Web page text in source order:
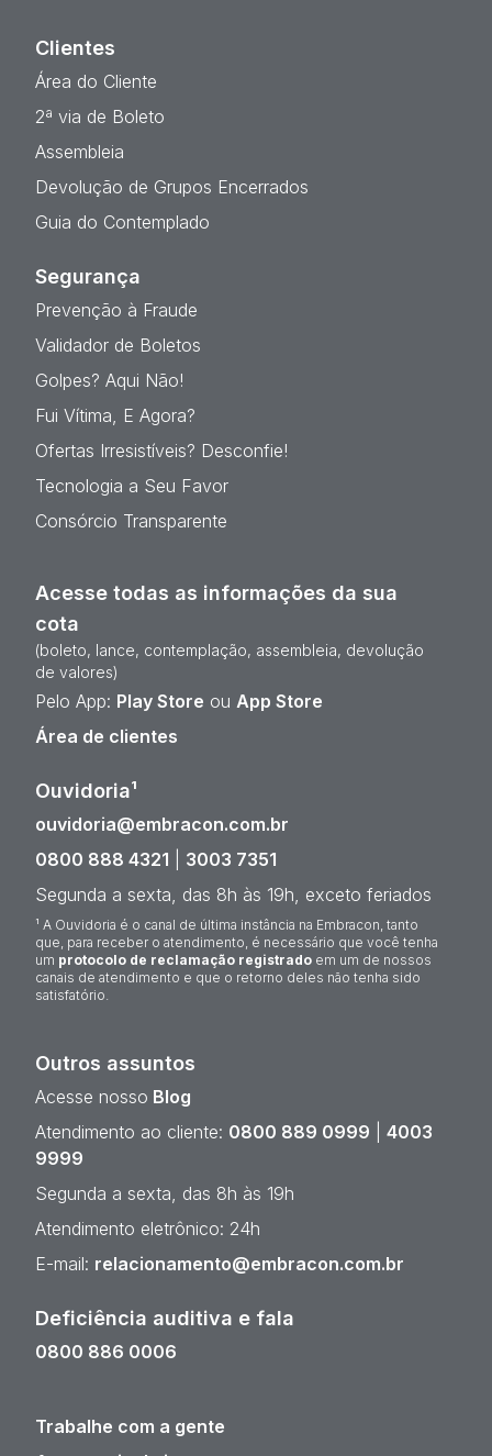
Clientes
Área do Cliente
2ª via de Boleto
Assembleia
Devolução de Grupos Encerrados
Guia do Contemplado
Segurança
Prevenção à Fraude
Validador de Boletos
Golpes? Aqui Não!
Fui Vítima, E Agora?
Ofertas Irresistíveis? Desconfie!
Tecnologia a Seu Favor
Consórcio Transparente
Acesse todas as informações da sua
cota
(boleto, lance, contemplação, assembleia, devolução
de valores)
Pelo App: Play Store ou App Store
Área de clientes
Ouvidoria¹
ouvidoria@embracon.com.br
0800 888 4321
3003 7351
Segunda a sexta, das 8h às 19h, exceto feriados
¹ A Ouvidoria é o canal de última instância na Embracon, tanto
que, para receber o atendimento, é necessário que você tenha
um protocolo de reclamação registrado em um de nossos
canais de atendimento e que o retorno deles não tenha sido
satisfatório.
Outros assuntos
Acesse nosso Blog
Atendimento ao cliente: 0800 889 0999
4003
9999
Segunda a sexta, das 8h às 19h
Atendimento eletrônico: 24h
E-mail: relacionamento@embracon.com.br
Deficiência auditiva e fala
0800 886 0006
Trabalhe com a gente